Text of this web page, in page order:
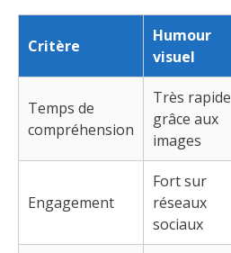
Critère
Humour
visuel
Temps de
compréhension
Très rapide
grâce aux
images
Engagement
Fort sur
réseaux
sociaux